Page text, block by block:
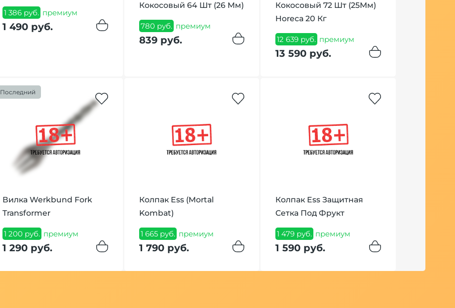
1 386 руб. премиум
1 490 руб.
Кокосовый 64 Шт (26 Мм)
780 руб. премиум
839 руб.
Кокосовый 72 Шт (25Мм)
Horeca 20 Кг
12 639 руб. премиум
13 590 руб.
Последний
Вилка Werkbund Fork
Transformer
1 200 руб. премиум
1 290 руб.
Колпак Ess (Mortal
Kombat)
1 665 руб. премиум
1 790 руб.
Колпак Ess Защитная
Сетка Под Фрукт
1 479 руб. премиум
1 590 руб.
349 руб.